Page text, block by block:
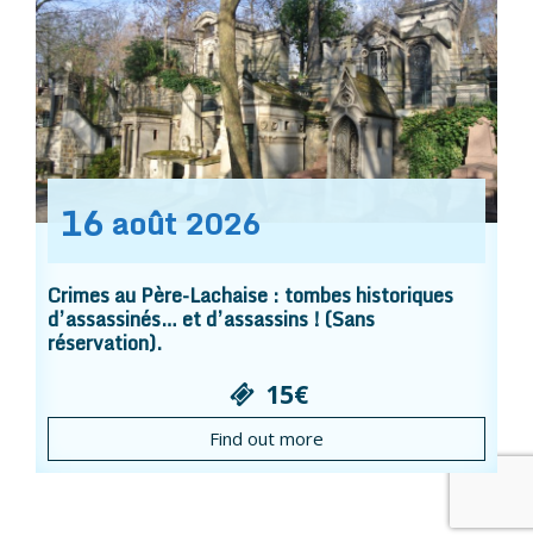
16 août 2026
Crimes au Père-Lachaise : tombes historiques
d’assassinés… et d’assassins ! (Sans
réservation).
15€
Find out more